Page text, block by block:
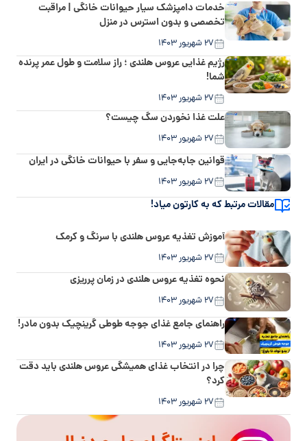
خدمات دامپزشک سیار حیوانات خانگی | مراقبت
تخصصی و بدون استرس در منزل
۲۷ شهریور ۱۴۰۳
رژیم غذایی عروس هلندی ؛ راز سلامت و طول عمر پرنده
شما!
۲۷ شهریور ۱۴۰۳
علت غذا نخوردن سگ چیست؟
۲۷ شهریور ۱۴۰۳
قوانین جابه‌جایی و سفر با حیوانات خانگی در ایران
۲۷ شهریور ۱۴۰۳
مقالات مرتبط که به کارتون میاد!
آموزش تغذیه عروس هلندی با سرنگ و کرمک
۲۷ شهریور ۱۴۰۳
نحوه تغذیه عروس هلندی در زمان پرریزی
۲۷ شهریور ۱۴۰۳
راهنمای جامع غذای جوجه طوطی گرینچیک بدون مادر!
۲۷ شهریور ۱۴۰۳
چرا در انتخاب غذای همیشگی عروس هلندی باید دقت
کرد؟
۲۷ شهریور ۱۴۰۳